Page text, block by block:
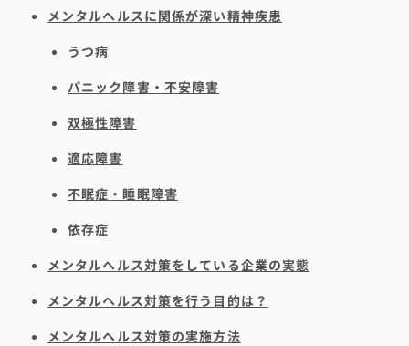
メンタルヘルスに関係が深い精神疾患
うつ病
パニック障害・不安障害
双極性障害
適応障害
不眠症・睡眠障害
依存症
メンタルヘルス対策をしている企業の実態
メンタルヘルス対策を行う目的は？
メンタルヘルス対策の実施方法